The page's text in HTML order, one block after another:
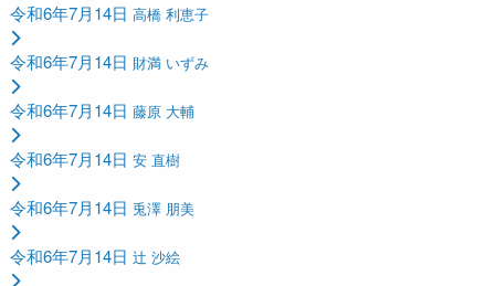
令和6年7月14日 高橋 利恵子
令和6年7月14日 財満 いずみ
令和6年7月14日 藤原 大輔
令和6年7月14日 安 直樹
令和6年7月14日 兎澤 朋美
令和6年7月14日 辻 沙絵